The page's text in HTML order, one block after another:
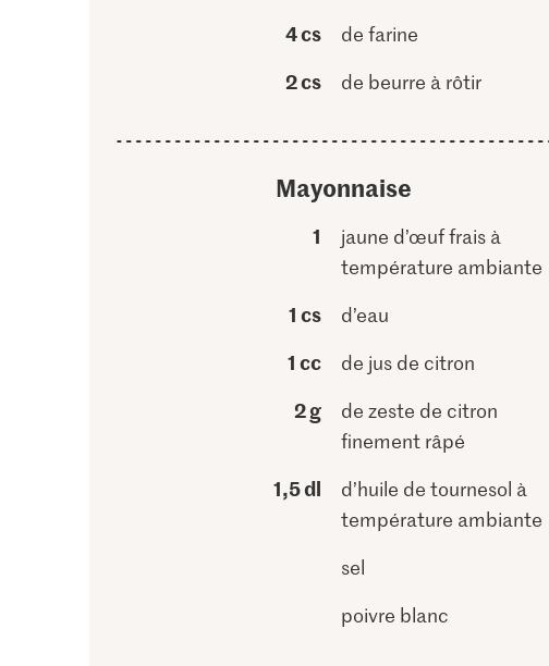
4 cs de farine
2 cs de beurre à rôtir
Mayonnaise
1
jaune d’œuf frais à
température ambiante
1 cs d’eau
1 cc de jus de citron
2 g
de zeste de citron
finement râpé
1,5 dl
d’huile de tournesol à
température ambiante
sel
poivre blanc